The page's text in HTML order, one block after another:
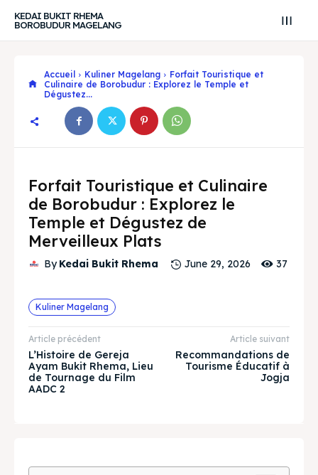
& Make a booking today
Ruang Meeting
& Make a booking today
Ruang Meeting
KEDAI BUKIT RHEMA
BOROBUDUR MAGELANG
Accueil Kuliner Magelang
Forfait Touristique et
Culinaire de Borobudur : Explorez le Temple et
Dégustez...
Forfait Touristique et Culinaire
de Borobudur : Explorez le
Temple et Dégustez de
Merveilleux Plats
By Kedai Bukit Rhema June 29, 2026 37
Kuliner Magelang
Article précédent
L’Histoire de Gereja
Ayam Bukit Rhema, Lieu
de Tournage du Film
AADC 2
Article suivant
Recommandations de
Tourisme Éducatif à
Jogja